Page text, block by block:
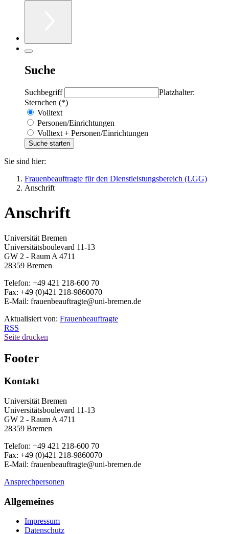
Suche
Suchbegriff
Platzhalter:
Sternchen (*)
Volltext
Personen/Einrichtungen
Volltext + Personen/Einrichtungen
Sie sind hier:
Frauenbeauftragte für den Dienstleistungsbereich (LGG)
Anschrift
Anschrift
Universität Bremen
Universitätsboulevard 11-13
GW 2 - Raum A 4711
28359 Bremen
Telefon: +49 421 218-600 70
Fax: +49 (0)421 218-9860070
E-Mail: frauenbeauftragte@uni-bremen.de
Aktualisiert von: Frauenbeauftragte
RSS
Seite drucken
Footer
Kontakt
Universität Bremen
Universitätsboulevard 11-13
GW 2 - Raum A 4711
28359 Bremen
Telefon: +49 421 218-600 70
Fax: +49 (0)421 218-9860070
E-Mail: frauenbeauftragte@uni-bremen.de
Ansprechpersonen
Allgemeines
Impressum
Datenschutz